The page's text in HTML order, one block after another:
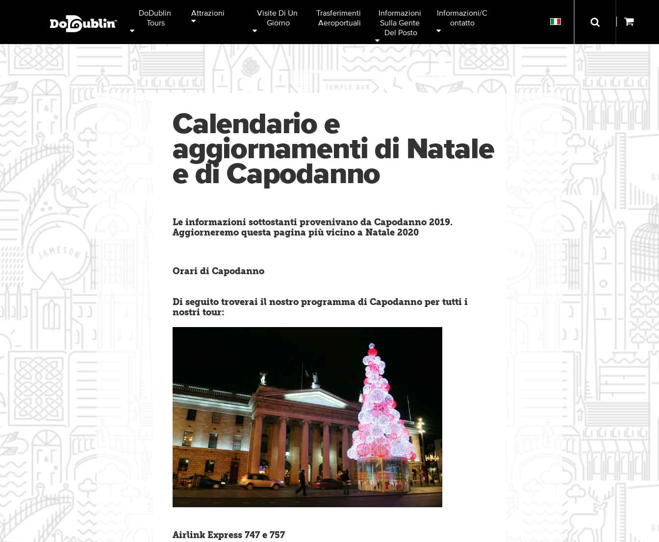
DoDublin
Tours
Attrazioni
Visite Di Un
Giorno
Trasferimenti
Aeroportuali
Informazioni
Sulla Gente
Del Posto
Informazioni/C
Ontatto
Calendario e
aggiornamenti di Natale
e di Capodanno
Le informazioni sottostanti provenivano da Capodanno 2019.
Aggiorneremo questa pagina più vicino a Natale 2020
Orari di Capodanno
Di seguito troverai il nostro programma di Capodanno per tutti i
nostri tour:
Airlink Express 747 e 757